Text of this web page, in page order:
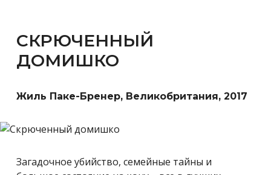
СКРЮЧЕННЫЙ
ДОМИШКО
Жиль Паке-Бренер, Великобритания, 2017
Загадочное убийство, семейные тайны и